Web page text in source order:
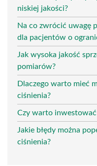
niskiej jakości?
Na co zwrócić uwagę
dla pacjentów o
Jak wysoka jakość
pomiarów?
Dlaczego warto mieć
ciśnienia?
Czy warto
Jakie błędy można
ciśnienia?